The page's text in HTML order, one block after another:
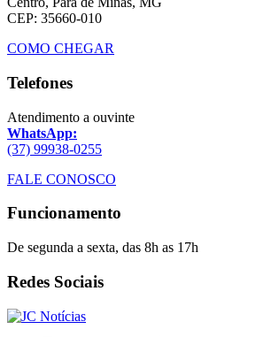
CEP: 35660-010
COMO CHEGAR
Telefones
Atendimento a ouvinte
WhatsApp:
(37) 99938-0255
FALE CONOSCO
Funcionamento
De segunda a sexta, das 8h as 17h
Redes Sociais